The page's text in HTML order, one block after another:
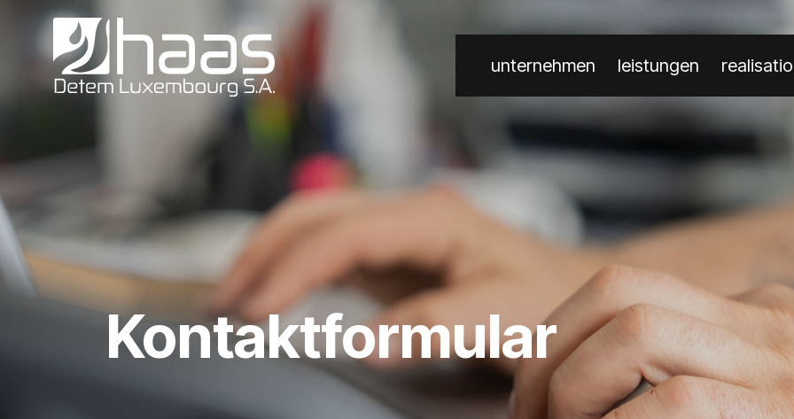
unternehmen leistungen
Kontaktformular